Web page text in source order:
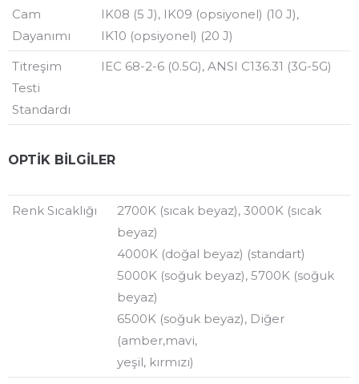
Cam
Dayanımı
IK08 (5 J), IK09 (opsiyonel) (10 J),
IK10 (opsiyonel) (20 J)
Titreşim
Testi
Standardı
IEC 68-2-6 (0.5G), ANSI C136.31 (3G-5G)
OPTİK BİLGİLER
Renk Sıcaklığı
2700K (sıcak beyaz), 3000K (sıcak
beyaz)
4000K (doğal beyaz) (standart)
5000K (soğuk beyaz), 5700K (soğuk
beyaz)
6500K (soğuk beyaz), Diğer
(amber,mavi,
yeşil, kırmızı)